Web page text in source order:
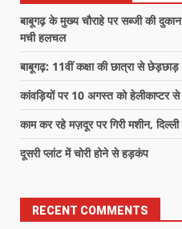
बाबूगढ़ के मुख्य चौराहे पर सब्जी की
मची हलचल
बाबूगढ़: 11वीं कक्षा की छात्रा से छेड़छाड़
कांवड़ियों पर 10 अगस्त को हेलीकाप्टर से
काम कर रहे मज़दूर पर गिरी मशीन, दिल्ली
दूसरी प्लांट में चोरी होने से हड़कंप
RECENT COMMENTS